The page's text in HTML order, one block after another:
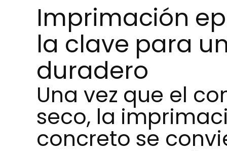
Imprimación
la clave para
duradero
Una vez que el
seco, la
concreto se